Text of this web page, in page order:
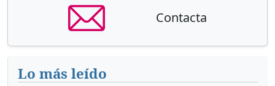
Contacta
Lo más leído